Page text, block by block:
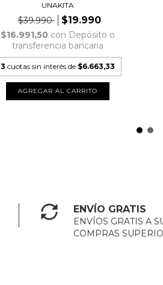
UNAKITA
$39.990 $19.990
$16.991,50 con Depósito o
transferencia bancaria
3 cuotas sin interés de $6.663,33
ENVÍO GRATIS
ENVÍOS GRATIS A
COMPRAS